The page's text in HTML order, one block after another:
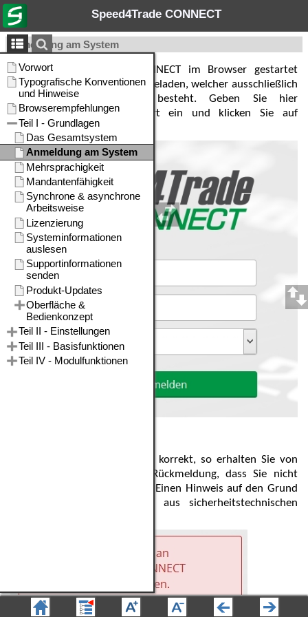
Speed4Trade CONNECT
Anmeldung am System
Wenn Sie Speed4Trade CONNECT im Browser gestartet
haben, wird der Start-Dialog geladen, welcher ausschließlich
aus der Anmelde-Maske besteht. Geben Sie hier
Benutzername und Passwort ein und klicken Sie auf
Anmelden.
Sind die Anmeldedaten nicht korrekt, so erhalten Sie von
Speed4Trade CONNECT die Rückmeldung, dass Sie nicht
angemeldet werden konnten. Einen Hinweis auf den Grund
gibt Speed4Trade CONNECT aus sicherheitstechnischen